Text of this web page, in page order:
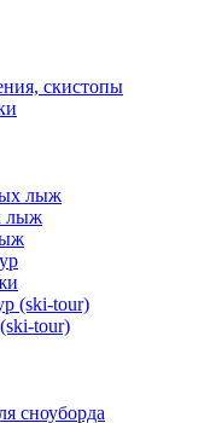
скистопы
лыж
лыж
(ski-tour)
tour)
сноуборда